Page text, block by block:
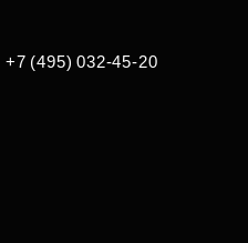
+7 (495) 032-45-20